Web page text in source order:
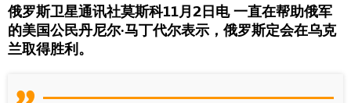
俄罗斯卫星通讯社莫斯科11月2日电 一直在帮助俄军
的美国公民丹尼尔·马丁代尔表示，俄罗斯定会在乌克
兰取得胜利。